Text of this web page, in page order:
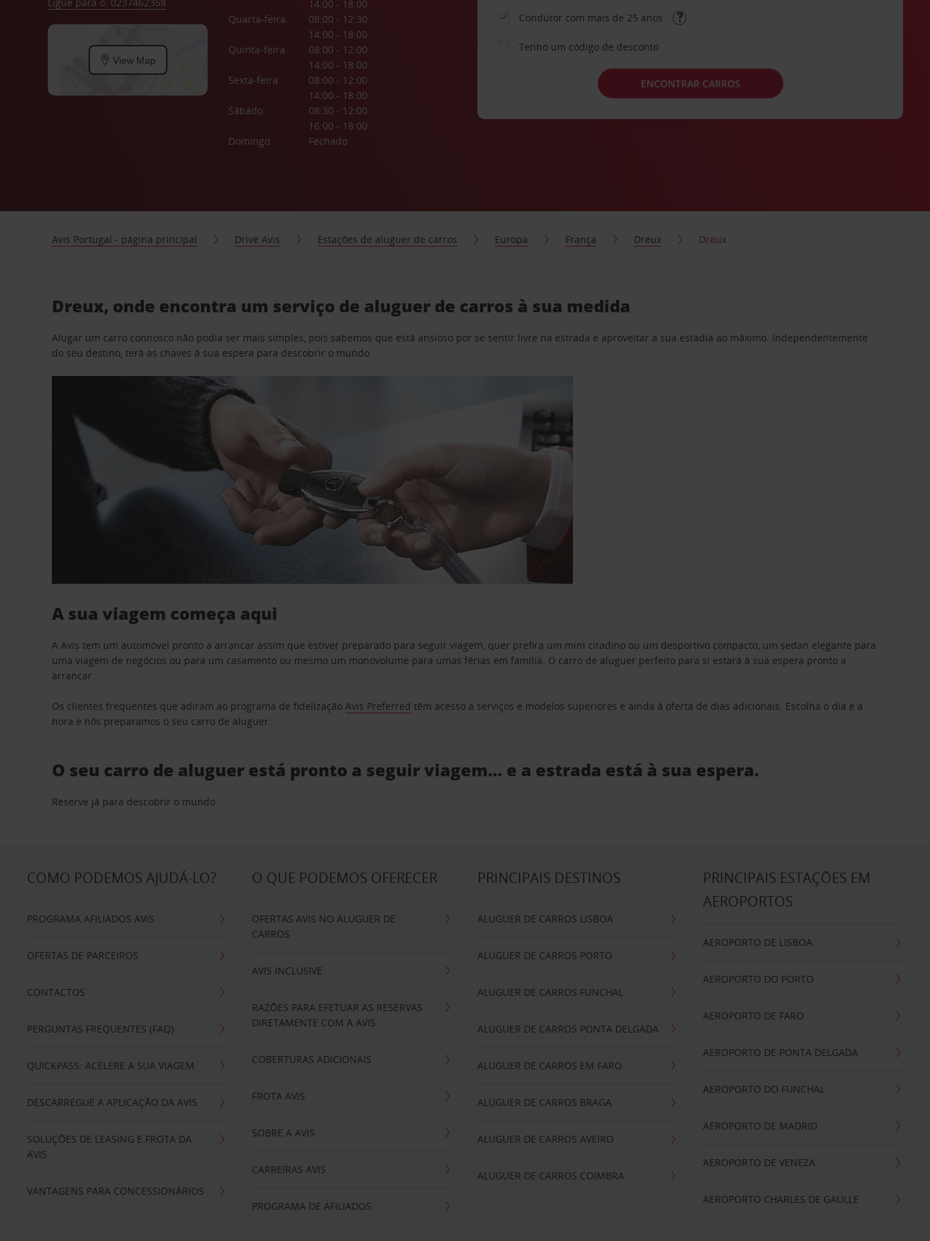
View Map
14:00 - 18:00
Quarta-feira
08:00 - 12:30
14:00 - 18:00
Quinta-feira
08:00 - 12:00
14:00 - 18:00
Sexta-feira
08:00 - 12:00
14:00 - 18:00
Sábado
08:30 - 12:00
16:00 - 18:00
Domingo
Fechado
Condutor com mais de 25 anos
Tenho um código de desconto
ENCONTRAR CARROS
Avis Portugal - página principal Drive Avis Estações de aluguer de carros Europa França Dreux Dreux
Dreux, onde encontra um serviço de aluguer de carros à sua medida
Alugar um carro connosco não podia ser mais simples, pois sabemos que está ansioso por se sentir livre na estrada e aproveitar a sua estadia ao máximo. Independentemente
do seu destino, terá as chaves à sua espera para descobrir o mundo.
A sua viagem começa aqui
A Avis tem um automóvel pronto a arrancar assim que estiver preparado para seguir viagem, quer prefira um mini citadino ou um desportivo compacto, um sedan elegante para
uma viagem de negócios ou para um casamento ou mesmo um monovolume para umas férias em família. O carro de aluguer perfeito para si estará à sua espera pronto a
arrancar.
Os clientes frequentes que adiram ao programa de fidelizaçãoAvis Preferred têm acesso a serviços e modelos superiores e ainda à oferta de dias adicionais. Escolha o dia e a
hora e nós preparamos o seu carro de aluguer.
O seu carro de aluguer está pronto a seguir viagem… e a estrada está à sua espera.
Reserve já para descobrir o mundo.
COMO PODEMOS AJUDÁ-LO?
PROGRAMA AFILIADOS AVIS
OFERTAS DE PARCEIROS
CONTACTOS
PERGUNTAS FREQUENTES (FAQ)
QUICKPASS: ACELERE A SUA VIAGEM
DESCARREGUE A APLICAÇÃO DA AVIS
SOLUÇÕES DE LEASING E FROTA DA
AVIS
VANTAGENS PARA CONCESSIONÁRIOS
O QUE PODEMOS OFERECER
OFERTAS AVIS NO ALUGUER DE
CARROS
AVIS INCLUSIVE
RAZÕES PARA EFETUAR AS RESERVAS
DIRETAMENTE COM A AVIS
COBERTURAS ADICIONAIS
FROTA AVIS
SOBRE A AVIS
CARREIRAS AVIS
PROGRAMA DE AFILIADOS
PRINCIPAIS DESTINOS
ALUGUER DE CARROS LISBOA
ALUGUER DE CARROS PORTO
ALUGUER DE CARROS FUNCHAL
ALUGUER DE CARROS PONTA DELGADA
ALUGUER DE CARROS EM FARO
ALUGUER DE CARROS BRAGA
ALUGUER DE CARROS AVEIRO
ALUGUER DE CARROS COIMBRA
PRINCIPAIS ESTAÇÕES EM
AEROPORTOS
AEROPORTO DE LISBOA
AEROPORTO DO PORTO
AEROPORTO DE FARO
AEROPORTO DE PONTA DELGADA
AEROPORTO DO FUNCHAL
AEROPORTO DE MADRID
AEROPORTO DE VENEZA
AEROPORTO CHARLES DE GAULLE